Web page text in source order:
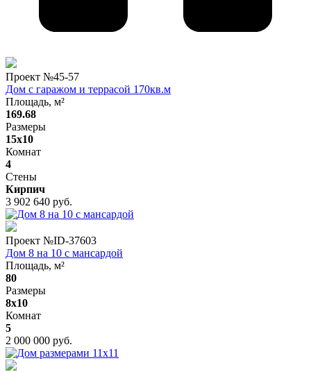
Проект №45-57
Дом с гаражом и террасой 170кв.м
Площадь, м²
169.68
Размеры
15x10
Комнат
4
Стены
Кирпич
3 902 640 руб.
Проект №ID-37603
Дом 8 на 10 с мансардой
Площадь, м²
80
Размеры
8х10
Комнат
5
2 000 000 руб.